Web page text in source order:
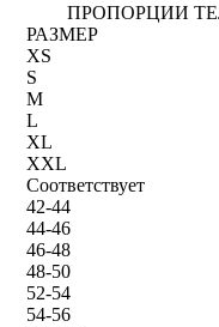
ПРОПОРЦИИ
РАЗМЕР
XS
S
M
L
XL
XXL
Соответствует
42-44
44-46
46-48
48-50
52-54
54-56